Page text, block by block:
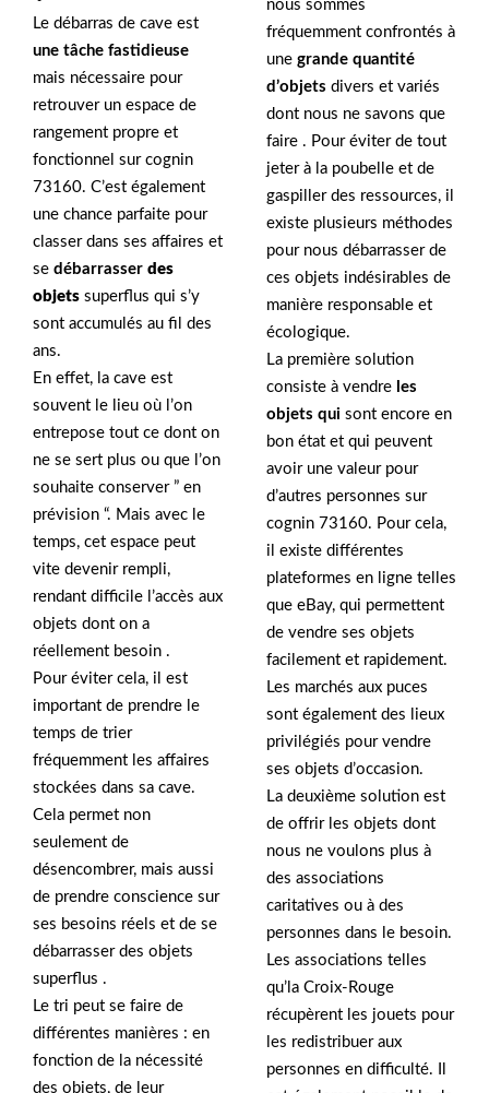
Le débarras de cave est
une tâche fastidieuse
mais nécessaire pour
retrouver un espace de
rangement propre et
fonctionnel sur cognin
73160. C’est également
une chance parfaite pour
classer dans ses affaires et
se débarrasser des
objets superflus qui s’y
sont accumulés au fil des
ans.
En effet, la cave est
souvent le lieu où l’on
entrepose tout ce dont on
ne se sert plus ou que l’on
souhaite conserver ” en
prévision “. Mais avec le
temps, cet espace peut
vite devenir rempli,
rendant difficile l’accès aux
objets dont on a
réellement besoin .
Pour éviter cela, il est
important de prendre le
temps de trier
fréquemment les affaires
stockées dans sa cave.
Cela permet non
seulement de
désencombrer, mais aussi
de prendre conscience sur
ses besoins réels et de se
débarrasser des objets
superflus .
Le tri peut se faire de
différentes manières : en
fonction de la nécessité
des objets, de leur
nous sommes
fréquemment confrontés à
une grande quantité
d’objets divers et variés
dont nous ne savons que
faire . Pour éviter de tout
jeter à la poubelle et de
gaspiller des ressources, il
existe plusieurs méthodes
pour nous débarrasser de
ces objets indésirables de
manière responsable et
écologique.
La première solution
consiste à vendre les
objets qui sont encore en
bon état et qui peuvent
avoir une valeur pour
d’autres personnes sur
cognin 73160. Pour cela,
il existe différentes
plateformes en ligne telles
que eBay, qui permettent
de vendre ses objets
facilement et rapidement.
Les marchés aux puces
sont également des lieux
privilégiés pour vendre
ses objets d’occasion.
La deuxième solution est
de offrir les objets dont
nous ne voulons plus à
des associations
caritatives ou à des
personnes dans le besoin.
Les associations telles
qu’la Croix-Rouge
récupèrent les jouets pour
les redistribuer aux
personnes en difficulté. Il